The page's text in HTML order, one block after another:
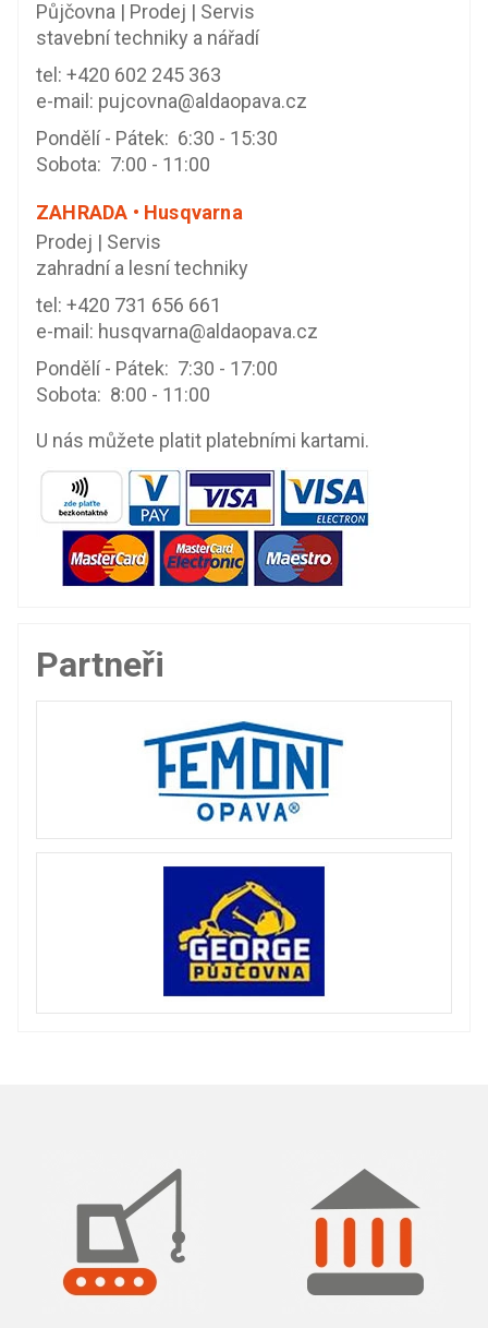
Půjčovna | Prodej | Servis
stavební techniky a nářadí
tel: +420 602 245 363
e-mail: pujcovna@aldaopava.cz
Pondělí - Pátek: 6:30 - 15:30
Sobota: 7:00 - 11:00
ZAHRADA • Husqvarna
Prodej | Servis
zahradní a lesní techniky
tel: +420 731 656 661
e-mail: husqvarna@aldaopava.cz
Pondělí - Pátek: 7:30 - 17:00
Sobota: 8:00 - 11:00
U nás můžete platit platebními kartami.
Partneři